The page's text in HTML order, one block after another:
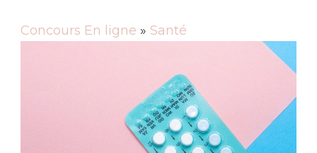
Concours En ligne » Santé